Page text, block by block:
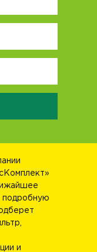
подробную
и